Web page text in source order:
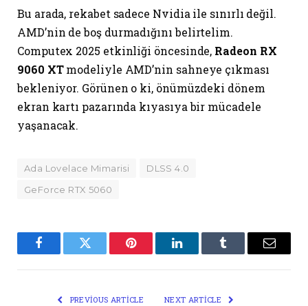
Bu arada, rekabet sadece Nvidia ile sınırlı değil.
AMD’nin de boş durmadığını belirtelim.
Computex 2025 etkinliği öncesinde, Radeon RX
9060 XTmodeliyle AMD’nin sahneye çıkması
bekleniyor. Görünen o ki, önümüzdeki dönem
ekran kartı pazarında kıyasıya bir mücadele
yaşanacak.
Ada Lovelace Mimarisi
DLSS 4.0
GeForce RTX 5060
FacebookTwitter Pinterest LinkedInTumblr Email
PREVIOUS ARTICLE NEXT ARTICLE